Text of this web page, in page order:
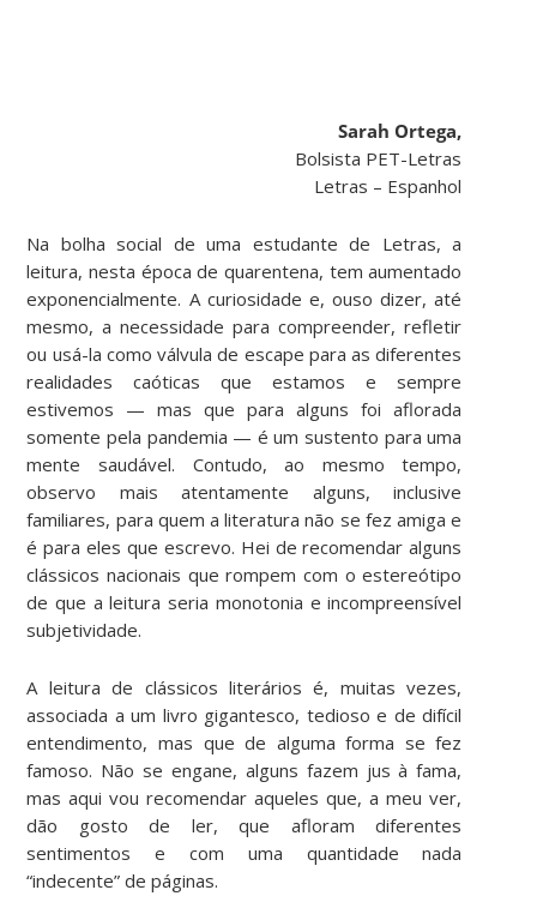
Sarah Ortega,
Bolsista PET-Letras
Letras – Espanhol
Na bolha social de uma estudante de Letras, a
leitura, nesta época de quarentena, tem aumentado
exponencialmente. A curiosidade e, ouso dizer, até
mesmo, a necessidade para compreender, refletir
ou usá-la como válvula de escape para as diferentes
realidades caóticas que estamos e sempre
estivemos — mas que para alguns foi aflorada
somente pela pandemia — é um sustento para uma
mente saudável. Contudo, ao mesmo tempo,
observo mais atentamente alguns, inclusive
familiares, para quem a literatura não se fez amiga e
é para eles que escrevo. Hei de recomendar alguns
clássicos nacionais que rompem com o estereótipo
de que a leitura seria monotonia e incompreensível
subjetividade.
A leitura de clássicos literários é, muitas vezes,
associada a um livro gigantesco, tedioso e de difícil
entendimento, mas que de alguma forma se fez
famoso. Não se engane, alguns fazem jus à fama,
mas aqui vou recomendar aqueles que, a meu ver,
dão gosto de ler, que afloram diferentes
sentimentos e com uma quantidade nada
“indecente” de páginas.